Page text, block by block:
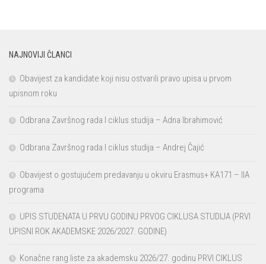
NAJNOVIJI ČLANCI
Obavijest za kandidate koji nisu ostvarili pravo upisa u prvom
upisnom roku
Odbrana Završnog rada I ciklus studija – Adna Ibrahimović
Odbrana Završnog rada I ciklus studija – Andrej Čajić
Obavijest o gostujućem predavanju u okviru Erasmus+ KA171 – IIA
programa
UPIS STUDENATA U PRVU GODINU PRVOG CIKLUSA STUDIJA (PRVI
UPISNI ROK AKADEMSKE 2026/2027. GODINE)
Konačne rang liste za akademsku 2026/27. godinu PRVI CIKLUS